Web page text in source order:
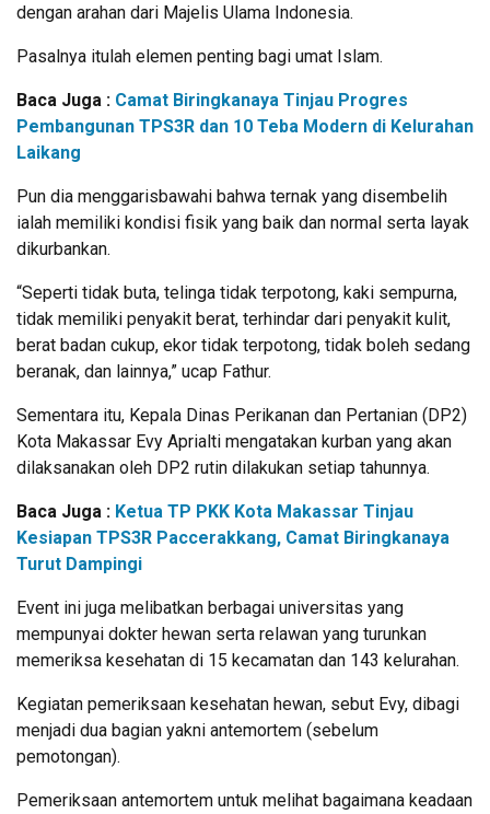
dengan arahan dari Majelis Ulama Indonesia.
Pasalnya itulah elemen penting bagi umat Islam.
Baca Juga : Camat Biringkanaya Tinjau Progres
Pembangunan TPS3R dan 10 Teba Modern di Kelurahan
Laikang
Pun dia menggarisbawahi bahwa ternak yang disembelih
ialah memiliki kondisi fisik yang baik dan normal serta layak
dikurbankan.
“Seperti tidak buta, telinga tidak terpotong, kaki sempurna,
tidak memiliki penyakit berat, terhindar dari penyakit kulit,
berat badan cukup, ekor tidak terpotong, tidak boleh sedang
beranak, dan lainnya,” ucap Fathur.
Sementara itu, Kepala Dinas Perikanan dan Pertanian (DP2)
Kota Makassar Evy Aprialti mengatakan kurban yang akan
dilaksanakan oleh DP2 rutin dilakukan setiap tahunnya.
Baca Juga : Ketua TP PKK Kota Makassar Tinjau
Kesiapan TPS3R Paccerakkang, Camat Biringkanaya
Turut Dampingi
Event ini juga melibatkan berbagai universitas yang
mempunyai dokter hewan serta relawan yang turunkan
memeriksa kesehatan di 15 kecamatan dan 143 kelurahan.
Kegiatan pemeriksaan kesehatan hewan, sebut Evy, dibagi
menjadi dua bagian yakni antemortem (sebelum
pemotongan).
Pemeriksaan antemortem untuk melihat bagaimana keadaan